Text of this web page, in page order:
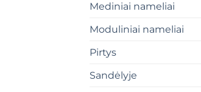
Mediniai nameliai
Moduliniai nameliai
Pirtys
Sandėlyje